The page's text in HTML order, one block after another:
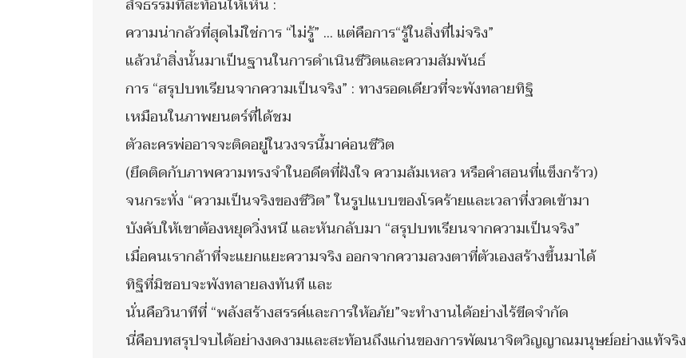
ความน่ากลัวที่สุดไม่ใช่การ “ไม่รู้” ... แต่คือการ“รู้ในสิ่งที่ไม่จริง”
แล้วนำสิ่งนั้นมาเป็นฐานในการดำเนินชีวิตและความสัมพันธ์
การ “สรุปบทเรียนจากความเป็นจริง” : ทางรอดเดียวที่จะพังทลายทิฐิ
เหมือนในภาพยนตร์ที่ได้ชม
ตัวละครพ่ออาจจะติดอยู่ในวงจรนี้มาค่อนชีวิต
(ยึดติดกับภาพความทรงจำในอดีตที่ฝังใจ ความล้มเหลว หรือคำสอนที่แข็งกร้าว)
จนกระทั่ง “ความเป็นจริงของชีวิต” ในรูปแบบของโรคร้ายและเวลาที่งวดเข้ามา
บังคับให้เขาต้องหยุดวิ่งหนี และหันกลับมา “สรุปบทเรียนจากความเป็นจริง”
เมื่อคนเรากล้าที่จะแยกแยะความจริง ออกจากความลวงตาที่ตัวเองสร้างขึ้นมาได้
ทิฐิที่มิชอบจะพังทลายลงทันที และ
นั่นคือวินาทีที่ “พลังสร้างสรรค์และการให้อภัย”จะทำงานได้อย่างไร้ขีดจำกัด
นี่คือบทสรุปจบได้อย่างงดงามและสะท้อนถึงแก่นของการพัฒนาจิตวิญญาณมนุษย์อย่างแท้จริง